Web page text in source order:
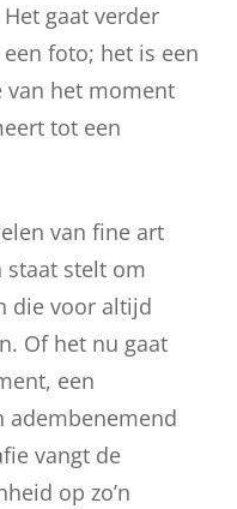
gaat verder
foto; het is een
van het moment
tot een
van fine art
stelt om
die voor altijd
Of het nu gaat
een
adembenemend
vangt de
op zo’n